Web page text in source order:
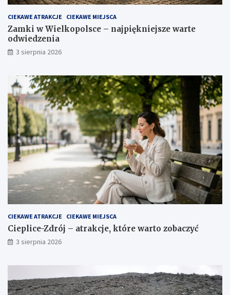
CIEKAWE ATRAKCJE CIEKAWE MIEJSCA
Zamki w Wielkopolsce – najpiękniejsze warte
odwiedzenia
3 sierpnia 2026
CIEKAWE ATRAKCJE CIEKAWE MIEJSCA
Cieplice-Zdrój – atrakcje, które warto zobaczyć
3 sierpnia 2026